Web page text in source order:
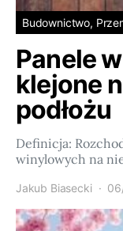
Budownictwo,
Panele
klejone
podłożu
Definicja:
winylowych na
Jakub Biasecki